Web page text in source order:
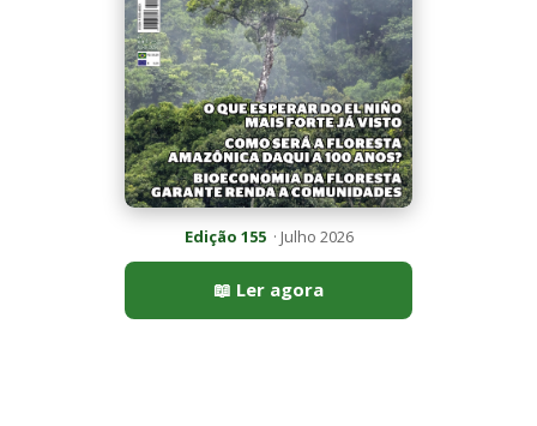
Edição 155· Julho 2026
📖 Ler agora